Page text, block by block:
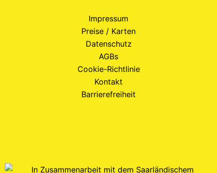
Impressum
Preise / Karten
Datenschutz
AGBs
Cookie-Richtlinie
Kontakt
Barrierefreiheit